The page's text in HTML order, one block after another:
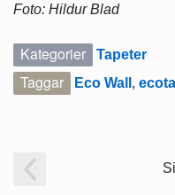
Foto: Hildur Blad
Kategorier Tapeter
Taggar Eco Wall ,